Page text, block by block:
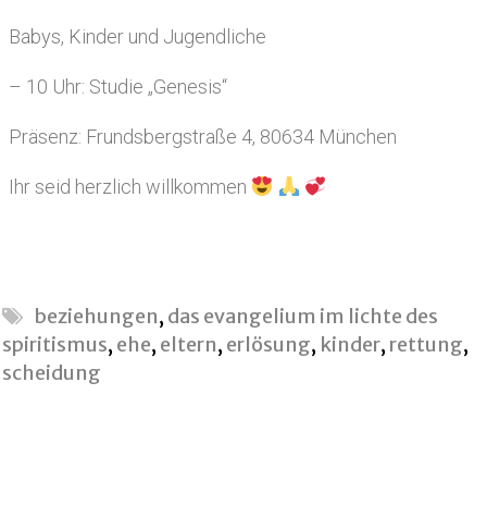
Babys, Kinder und Jugendliche
– 10 Uhr: Studie „Genesis“
Präsenz: Frundsbergstraße 4, 80634 München
Ihr seid herzlich willkommen
beziehungen, das evangelium im lichte des
spiritismus, ehe, eltern, erlösung, kinder, rettung,
scheidung